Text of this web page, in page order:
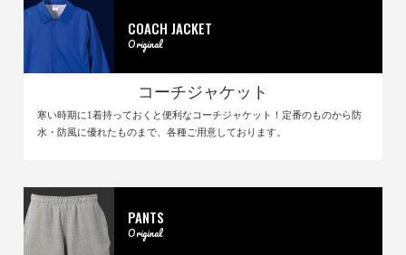
COACH JACKET
Original
コーチジャケット
寒い時期に1着持っておくと便利なコーチジャケット！定番のものから防
水・防風に優れたものまで、各種ご用意しております。
PANTS
Original